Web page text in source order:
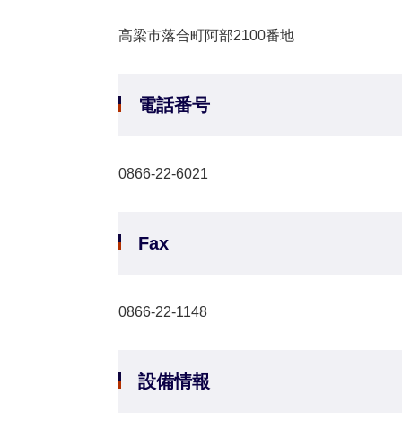
高梁市落合町阿部2100番地
電話番号
0866-22-6021
Fax
0866-22-1148
設備情報